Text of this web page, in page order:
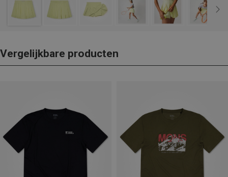
Vergelijkbare producten